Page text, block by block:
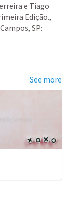
e Tiago
Edição.,
SP:
See more